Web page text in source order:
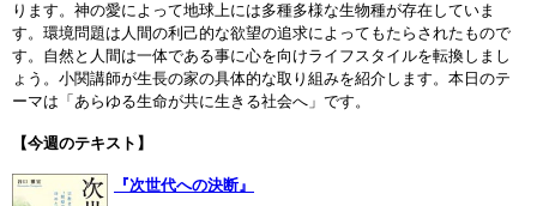
ります。神の愛によって地球上には多種多様な生物種が存在していま
す。環境問題は人間の利己的な欲望の追求によってもたらされたもので
す。自然と人間は一体である事に心を向けライフスタイルを転換しまし
ょう。小関講師が生長の家の具体的な取り組みを紹介します。本日のテ
ーマは「あらゆる生命が共に生きる社会へ」です。
【今週のテキスト】
『次世代への決断』